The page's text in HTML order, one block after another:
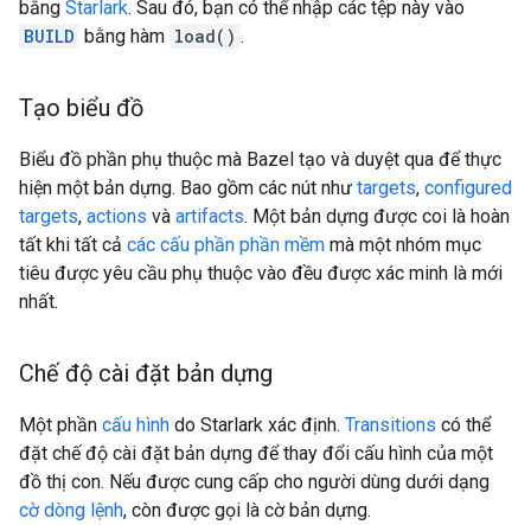
bằng Starlark. Sau đó, bạn có thể nhập các tệp này vào
BUILD bằng hàm load() .
Tạo biểu đồ
Biểu đồ phần phụ thuộc mà Bazel tạo và duyệt qua để thực
hiện một bản dựng. Bao gồm các nút như targets, configured
targets, actions và artifacts. Một bản dựng được coi là hoàn
tất khi tất cả các cấu phần phần mềm mà một nhóm mục
tiêu được yêu cầu phụ thuộc vào đều được xác minh là mới
nhất.
Chế độ cài đặt bản dựng
Một phần cấu hình do Starlark xác định. Transitions có thể
đặt chế độ cài đặt bản dựng để thay đổi cấu hình của một
đồ thị con. Nếu được cung cấp cho người dùng dưới dạng
cờ dòng lệnh, còn được gọi là cờ bản dựng.